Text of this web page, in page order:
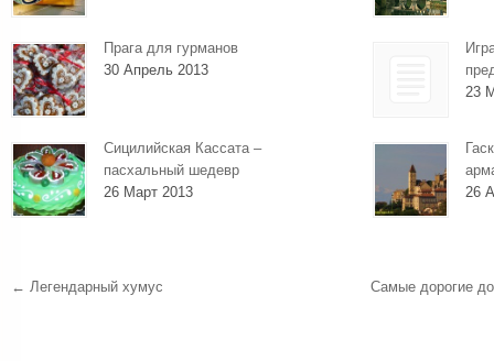
Прага для гурманов
30 Апрель 2013
Сицилийская Кассата –
пасхальный шедевр
26 Март 2013
23
26
← Легендарный хумус Самые дорогие